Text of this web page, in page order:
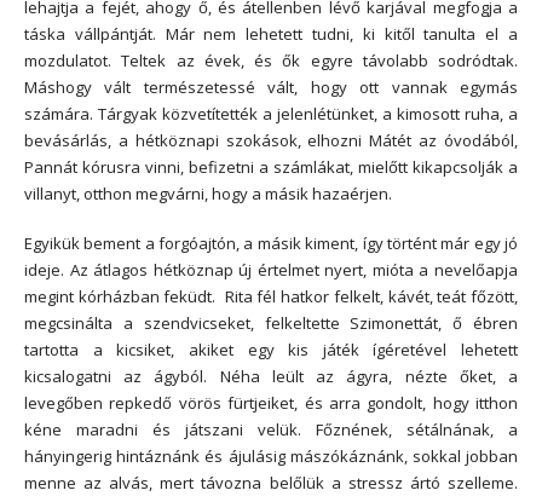
lehajtja a fejét, ahogy ő, és átellenben lévő karjával megfogja a
táska vállpántját. Már nem lehetett tudni, ki kitől tanulta el a
mozdulatot. Teltek az évek, és ők egyre távolabb sodródtak.
Máshogy vált természetessé vált, hogy ott vannak egymás
számára. Tárgyak közvetítették a jelenlétünket, a kimosott ruha, a
bevásárlás, a hétköznapi szokások, elhozni Mátét az óvodából,
Pannát kórusra vinni, befizetni a számlákat, mielőtt kikapcsolják a
villanyt, otthon megvárni, hogy a másik hazaérjen.
Egyikük bement a forgóajtón, a másik kiment, így történt már egy jó
ideje. Az átlagos hétköznap új értelmet nyert, mióta a nevelőapja
megint kórházban feküdt. Rita fél hatkor felkelt, kávét, teát főzött,
megcsinálta a szendvicseket, felkeltette Szimonettát, ő ébren
tartotta a kicsiket, akiket egy kis játék ígéretével lehetett
kicsalogatni az ágyból. Néha leült az ágyra, nézte őket, a
levegőben repkedő vörös fürtjeiket, és arra gondolt, hogy itthon
kéne maradni és játszani velük. Főznének, sétálnának, a
hányingerig hintáznánk és ájulásig mászókáznánk, sokkal jobban
menne az alvás, mert távozna belőlük a stressz ártó szelleme.